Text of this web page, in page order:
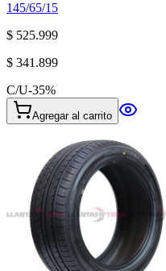
145/65/15
$ 525.999
$ 341.899
C/U-35%
Agregar al carrito